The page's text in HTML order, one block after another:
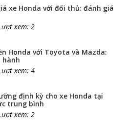
xe Honda với đối thủ: đánh giá
xem: 2
Honda với Toyota và Mazda:
hành
xem: 4
định kỳ cho xe Honda tại
trung bình
xem: 2